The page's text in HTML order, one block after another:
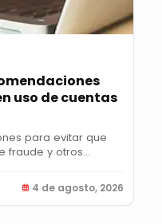
uso de cuentas
para evitar que
fraude y otros
4 de agosto, 2026